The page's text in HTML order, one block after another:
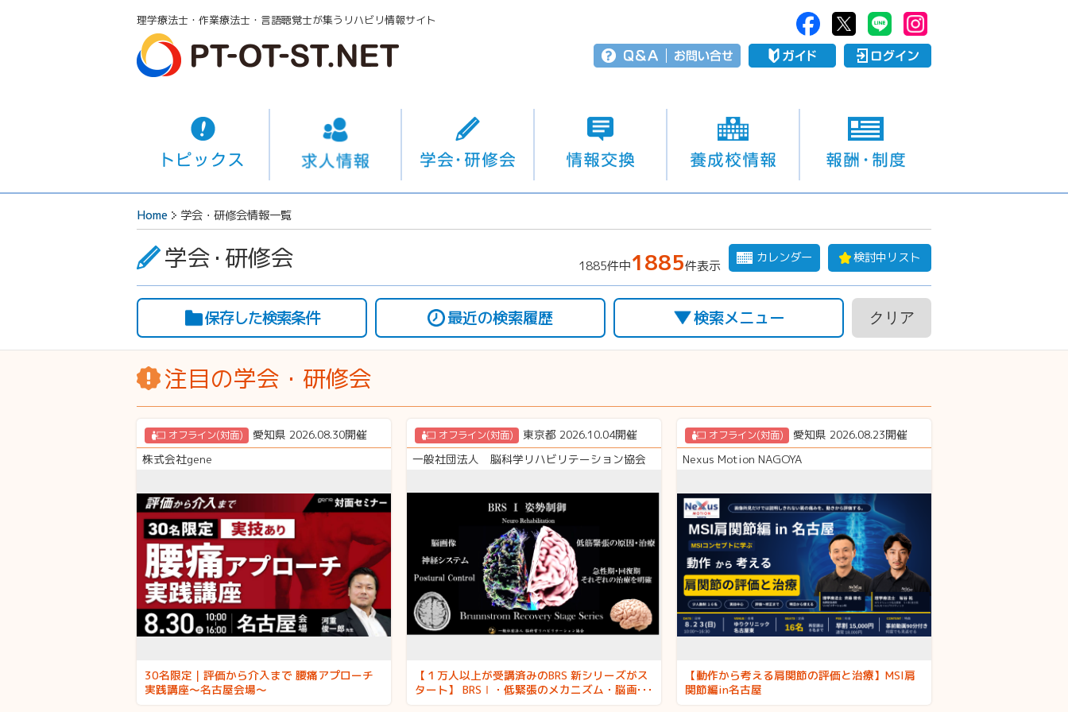
理学療法士・作業療法士・言語聴覚士が集うリハビリ情報サイト
Home 学会・研修会情報一覧
学会・研修会 検討中リスト
カレンダー
1885件中1885件表示
保存した検索条件 最近の検索履歴 検索メニュー クリア
注目の学会・研修会
オフライン(対面)
愛知県 2026.08.30開催
株式会社gene
30名限定｜評価から介入まで 腰痛アプローチ
実践講座～名古屋会場～
オフライン(対面)
東京都 2026.10.04開催
一般社団法人 脳科学リハビリテーション協会
【１万人以上が受講済みのBRS 新シリーズがス
タート】 BRSⅠ・低緊張のメカニズム・脳画
像・神経システムを解説。低緊張の神経ルート
オフライン(対面)
愛知県 2026.08.23開催
Nexus Motion NAGOYA
【動作から考える肩関節の評価と治療】MSI肩
関節編in名古屋